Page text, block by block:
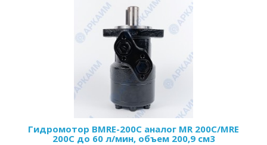
Гидромотор BMRЕ-200С аналог MR 200C/MRE
200C до 60 л/мин, объем 200,9 см3